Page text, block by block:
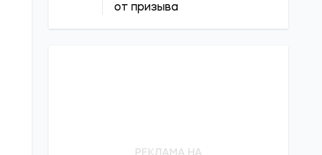
от призыва